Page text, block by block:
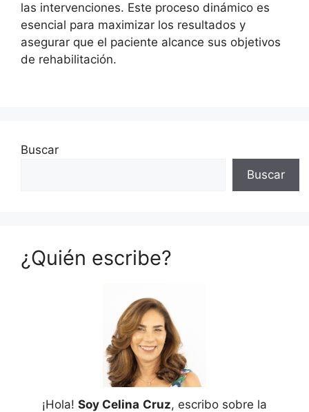
las intervenciones. Este proceso dinámico es
esencial para maximizar los resultados y
asegurar que el paciente alcance sus objetivos
de rehabilitación.
Buscar
Buscar
¿Quién escribe?
¡Hola! Soy Celina Cruz, escribo sobre la